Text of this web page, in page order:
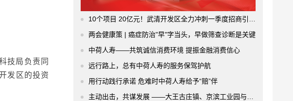
技局负责同
发区的投资
10个项目 20亿元！武清开发区全力冲刺一季度招商引资“开门红”！
两会健康策 | 癌症防治"早"字当头，早做筛查诊断是关键
中荷人寿——共筑诚信消费环境 提振金融消费信心
远行路上，总有中荷人寿的服务保驾护航
用行动践行承诺 危难时中荷人寿给予“赔”伴
主动出击，共谋发展 ——大王古庄镇、京滨工业园与北京市通州区政府建立密切合作交流关系